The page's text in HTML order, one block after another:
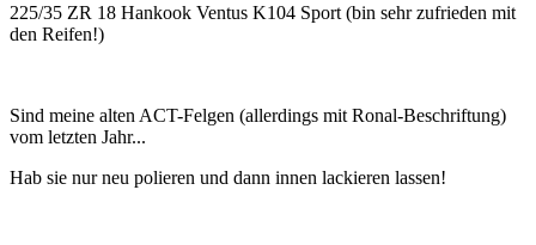
225/35 ZR 18 Hankook Ventus K104 Sport (bin sehr zufrieden mit
den Reifen!)
Sind meine alten ACT-Felgen (allerdings mit Ronal-Beschriftung)
vom letzten Jahr...
Hab sie nur neu polieren und dann innen lackieren lassen!